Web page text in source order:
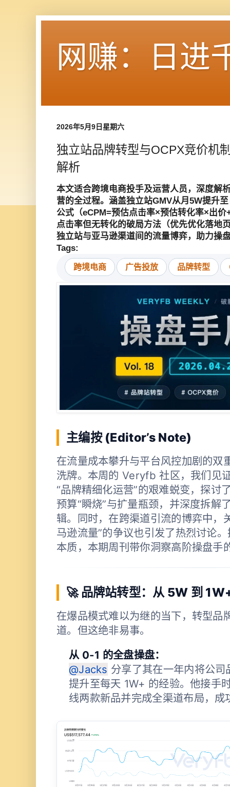
网赚：日进
2026年5月9日星期六
独立站品牌转型与OCPX竞价机
解析
本文适合跨境电商投手及运营人员，深度解
营的全过程。涵盖独立站GMV从月5W提升
公式（eCPM=预估点击率×预估转化率×出
点击率但无转化的破局方法（优先优化落地
独立站与亚马逊渠道间的流量博弈，助力操
Tags:
跨境电商 广告投放 品牌转型
主编按 (Editor’s Note)
在流量成本攀升与平台风控加剧的双
洗牌。本周的 Veryfb 社区，我们见
“品牌精细化运营”的艰难蜕变，探讨
预算“瞬烧”与扩量瓶颈，并深度拆解
辑。同时，在跨渠道引流的博弈中，
马逊流量”的争议也引发了热烈讨论
本质，本期周刊带你洞察高阶操盘手
🚀 品牌站转型：从 5W 到
在爆品模式难以为继的当下，转型品
道。但这绝非易事。
从 0-1 的全盘操盘：
@Jacks 分享了其在一年内将公
提升至每天 1W+ 的经验。他接手
线两款新品并完成全渠道布局，成